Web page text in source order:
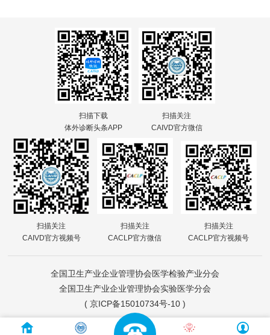
扫描下载
体外诊断头条APP
扫描关注
CAIVD官方微信
扫描关注
CAIVD官方视频号
扫描关注
CACLP官方微信
扫描关注
CACLP官方视频号
全国卫生产业企业管理协会医学检验产业分会
全国卫生产业企业管理协会实验医学分会
( 京ICP备15010734号-10)